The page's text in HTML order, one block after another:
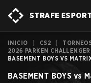
STRAFE
INICIO CS2
2026 PARKEN
BASEMENT BOYS VS
BASEMENT BOYS vs